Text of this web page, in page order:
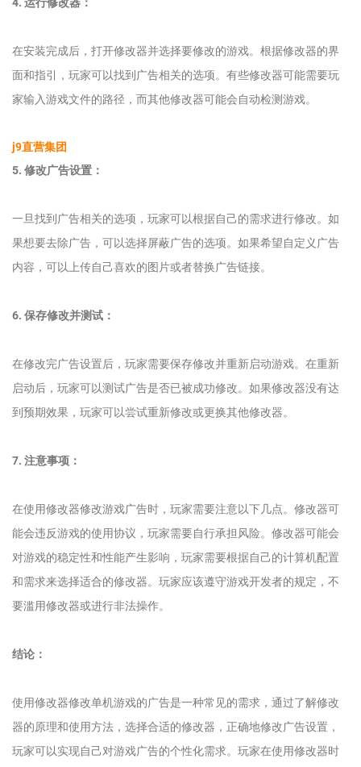
在安装完成后，打开修改器并选择要修改的游戏。根据修改器的界
面和指引，玩家可以找到广告相关的选项。有些修改器可能需要玩
家输入游戏文件的路径，而其他修改器可能会自动检测游戏。
j9直营集团
5. 修改广告设置：
一旦找到广告相关的选项，玩家可以根据自己的需求进行修改。如
果想要去除广告，可以选择屏蔽广告的选项。如果希望自定义广告
内容，可以上传自己喜欢的图片或者替换广告链接。
6. 保存修改并测试：
在修改完广告设置后，玩家需要保存修改并重新启动游戏。在重新
启动后，玩家可以测试广告是否已被成功修改。如果修改器没有达
到预期效果，玩家可以尝试重新修改或更换其他修改器。
7. 注意事项：
在使用修改器修改游戏广告时，玩家需要注意以下几点。修改器可
能会违反游戏的使用协议，玩家需要自行承担风险。修改器可能会
对游戏的稳定性和性能产生影响，玩家需要根据自己的计算机配置
和需求来选择适合的修改器。玩家应该遵守游戏开发者的规定，不
要滥用修改器或进行非法操作。
结论：
使用修改器修改单机游戏的广告是一种常见的需求，通过了解修改
器的原理和使用方法，选择合适的修改器，正确地修改广告设置，
玩家可以实现自己对游戏广告的个性化需求。玩家在使用修改器时